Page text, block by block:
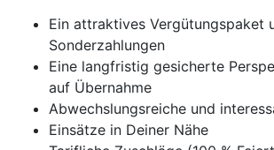
Ein attraktives Vergütungspaket
Sonderzahlungen
Eine langfristig gesicherte
auf Übernahme
Abwechslungsreiche und
Einsätze in Deiner Nähe